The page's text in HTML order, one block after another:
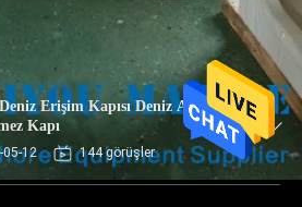
Erişim Kapısı Deniz A60
Kapı
05-12 144 görüşler